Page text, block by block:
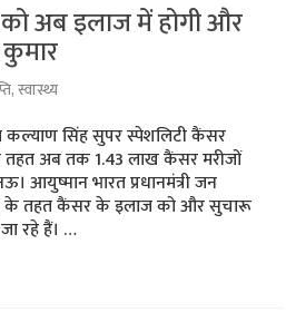
को अब इलाज में होगी और
,स्वास्थ्य
कल्याण सिंह सुपर स्पेशलिटी कैंसर
तहत अब तक 1.43 लाख कैंसर मरीजों
आयुष्मान भारत प्रधानमंत्री जन
के तहत कैंसर के इलाज को और सुचारू
रहे हैं। …